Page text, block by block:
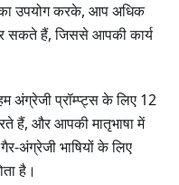
उपयोग करके, आप अधिक
सकते हैं, जिससे आपकी कार्य
अंग्रेजी प्रॉम्प्ट्स के लिए 12
हैं, और आपकी मातृभाषा में
अंग्रेजी भाषियों के लिए
है।